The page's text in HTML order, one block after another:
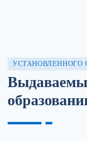
УСТАНОВЛЕННОГО